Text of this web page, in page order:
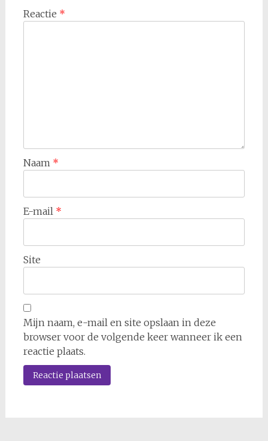
Reactie *
Naam *
E-mail *
Site
Mijn naam, e-mail en site opslaan in deze
browser voor de volgende keer wanneer ik een
reactie plaats.